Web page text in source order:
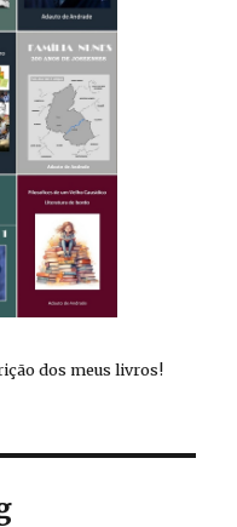
dos meus livros!